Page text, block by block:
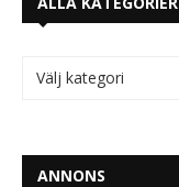
ANNONS